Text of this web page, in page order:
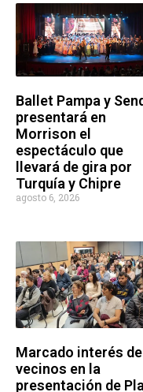
Ballet Pampa y
presentará en
Morrison el
espectáculo que
llevará de gira por
Turquía y Chipre
agosto 6, 2026
Marcado interés de
vecinos en la
presentación de